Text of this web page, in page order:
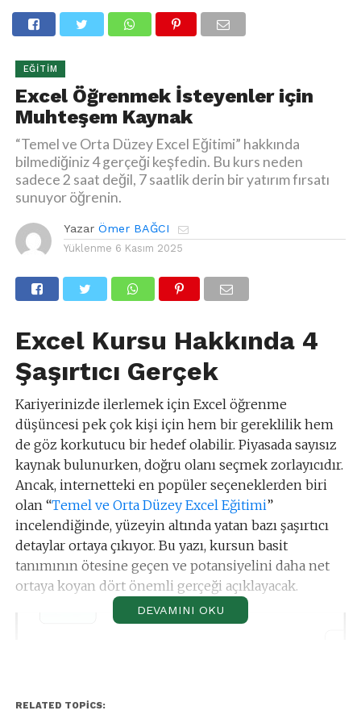
EĞITIM
Excel Öğrenmek İsteyenler için
Muhteşem Kaynak
“Temel ve Orta Düzey Excel Eğitimi” hakkında
bilmediğiniz 4 gerçeği keşfedin. Bu kurs neden
sadece 2 saat değil, 7 saatlik derin bir yatırım fırsatı
sunuyor öğrenin.
Yazar Ömer BAĞCI
Yüklenme 6 Kasım 2025
Excel Kursu Hakkında 4
Şaşırtıcı Gerçek
Kariyerinizde ilerlemek için Excel öğrenme
düşüncesi pek çok kişi için hem bir gereklilik hem
de göz korkutucu bir hedef olabilir. Piyasada sayısız
kaynak bulunurken, doğru olanı seçmek zorlayıcıdır.
Ancak, internetteki en popüler seçeneklerden biri
olan “Temel ve Orta Düzey Excel Eğitimi”
incelendiğinde, yüzeyin altında yatan bazı şaşırtıcı
detaylar ortaya çıkıyor. Bu yazı, kursun basit
tanımının ötesine geçen ve potansiyelini daha net
ortaya koyan dört önemli gerçeği açıklayacak.
DEVAMINI OKU
RELATED TOPICS: